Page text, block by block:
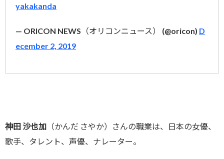
yakakanda
— ORICON NEWS（オリコンニュース） (@oricon) D
ecember 2, 2019
神田 沙也加 （かんだ さやか）さんの職業は、日本の女優、
歌手、タレント、声優、ナレーター。